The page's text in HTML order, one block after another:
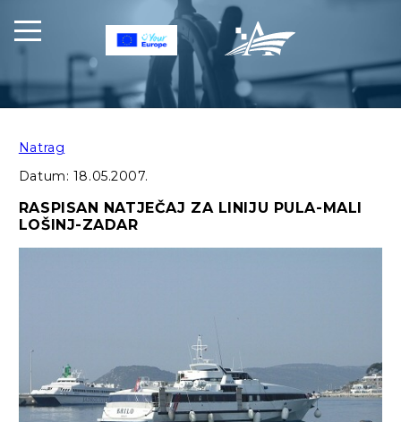
Natrag
Datum: 18.05.2007.
RASPISAN NATJEČAJ ZA LINIJU PULA-MALI
LOŠINJ-ZADAR